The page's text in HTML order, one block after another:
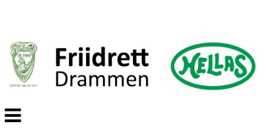
Veksle
navigasjon